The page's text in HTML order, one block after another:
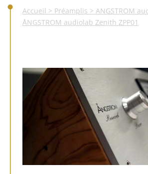
Accueil > Préamplis > ANGSTROM
ÅNGSTROM audiolab Zenith ZPP01